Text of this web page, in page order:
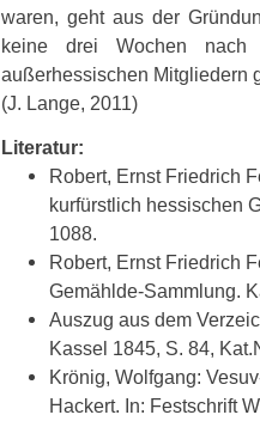
waren, geht aus der
keine drei Wochen
außerhessischen Mitgliedern
(J. Lange, 2011)
Literatur:
Robert, Ernst Friedrich
kurfürstlich hessischen
1088.
Robert, Ernst Friedrich
Gemählde-Sammlung.
Auszug aus dem
Kassel 1845, S. 84,
Krönig, Wolfgang:
Hackert. In: Festschrift